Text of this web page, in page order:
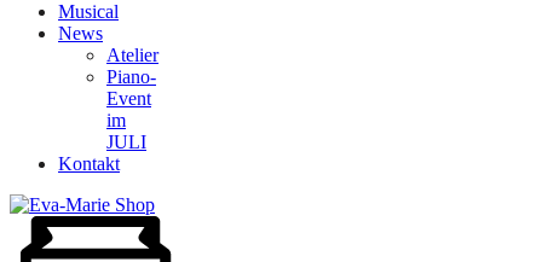
Musical
News
Atelier
Piano-
Event
im
JULI
Kontakt